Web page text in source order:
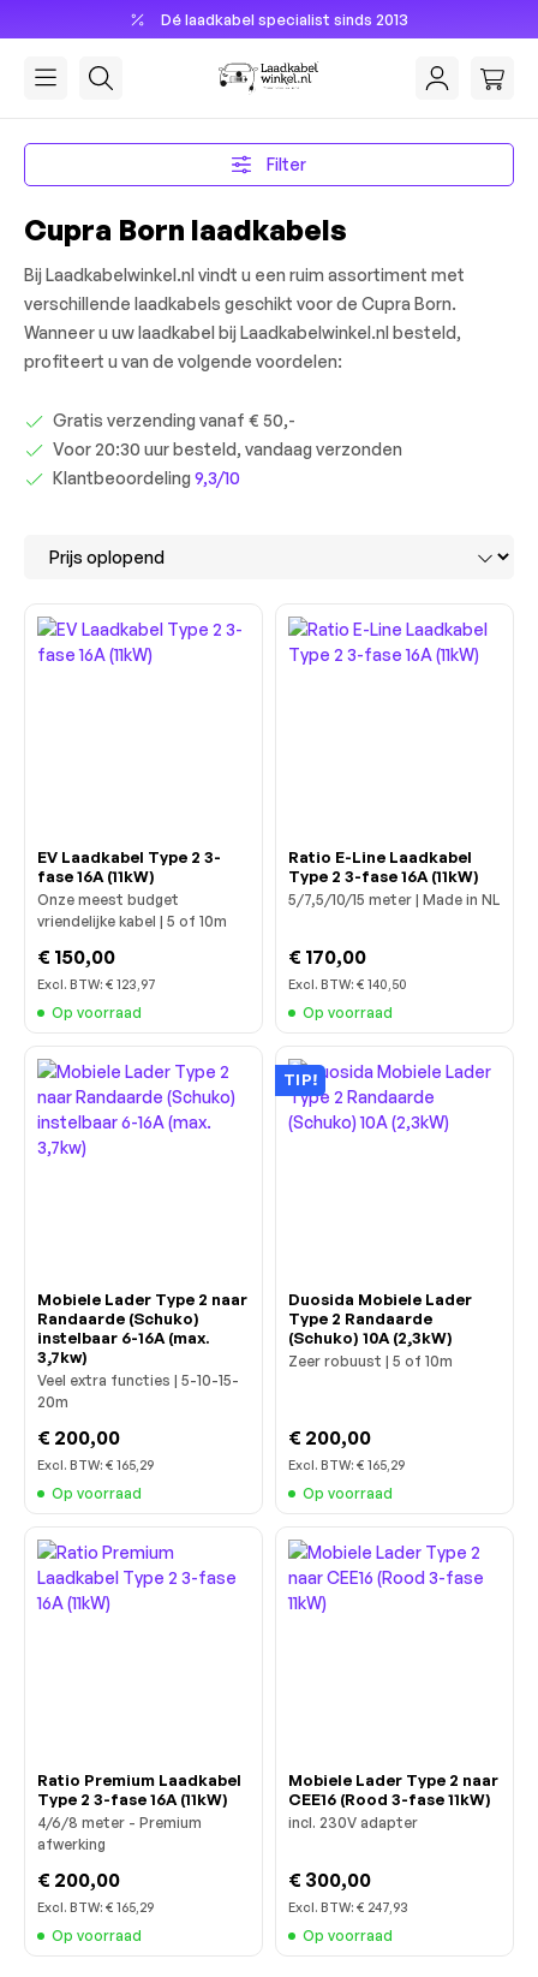
Dé laadkabel specialist sinds 2013
Filter
Cupra Born laadkabels
Bij Laadkabelwinkel.nl vindt u een ruim assortiment met
verschillende laadkabels geschikt voor de Cupra Born.
Wanneer u uw laadkabel bij Laadkabelwinkel.nl besteld,
profiteert u van de volgende voordelen:
Gratis verzending vanaf € 50,-
Voor 20:30 uur besteld, vandaag verzonden
Klantbeoordeling 9,3/10
EV Laadkabel Type 2 3-
fase 16A (11kW)
Onze meest budget
vriendelijke kabel | 5 of 10m
€ 150,00
Excl. BTW: € 123,97
Op voorraad
Ratio E-Line Laadkabel
Type 2 3-fase 16A (11kW)
5/7,5/10/15 meter | Made in NL
€ 170,00
Excl. BTW: € 140,50
Op voorraad
Mobiele Lader Type 2 naar
Randaarde (Schuko)
instelbaar 6-16A (max.
3,7kw)
Veel extra functies | 5-10-15-
20m
€ 200,00
Excl. BTW: € 165,29
Op voorraad
TIP!
Duosida Mobiele Lader
Type 2 Randaarde
(Schuko) 10A (2,3kW)
Zeer robuust | 5 of 10m
€ 200,00
Excl. BTW: € 165,29
Op voorraad
Ratio Premium Laadkabel
Type 2 3-fase 16A (11kW)
4/6/8 meter - Premium
afwerking
€ 200,00
Excl. BTW: € 165,29
Op voorraad
Mobiele Lader Type 2 naar
CEE16 (Rood 3-fase 11kW)
incl. 230V adapter
€ 300,00
Excl. BTW: € 247,93
Op voorraad